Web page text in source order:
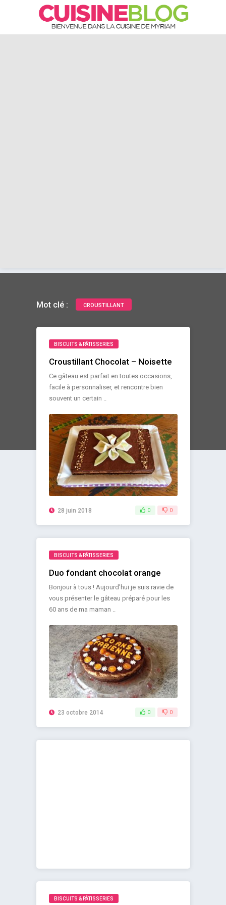
Mot clé : CROUSTILLANT
BISCUITS & PÂTISSERIES
Croustillant Chocolat – Noisette
Ce gâteau est parfait en toutes occasions,
facile à personnaliser, et rencontre bien
souvent un certain ..
28 juin 2018 0 0
BISCUITS & PÂTISSERIES
Duo fondant chocolat orange
Bonjour à tous ! Aujourd’hui je suis ravie de
vous présenter le gâteau préparé pour les
60 ans de ma maman ..
23 octobre 2014 0 0
BISCUITS & PÂTISSERIES